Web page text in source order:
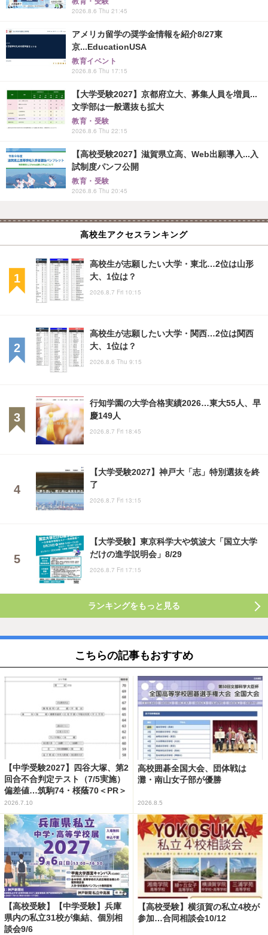
2026.8.6 Thu 21:45
アメリカ留学の奨学金情報を紹介8/27東
京...EducationUSA
教育イベント
2026.8.6 Thu 17:15
【大学受験2027】京都府立大、募集人員を増員...
文学部は一般選抜も拡大
教育・受験
2026.8.6 Thu 22:15
【高校受験2027】滋賀県立高、Web出願導入...入
試制度パンフ公開
教育・受験
2026.8.6 Thu 20:45
高校生アクセスランキング
高校生が志願したい大学・東北…2位は山形
大、1位は？
2026.8.7 Fri 10:15
高校生が志願したい大学・関西…2位は関西
大、1位は？
2026.8.6 Thu 9:15
行知学園の大学合格実績2026…東大55人、早
慶149人
2026.8.7 Fri 18:45
【大学受験2027】神戸大「志」特別選抜を終
了
2026.8.7 Fri 13:15
【大学受験】東京科学大や筑波大「国立大学
だけの進学説明会」8/29
2026.8.7 Fri 17:15
ランキングをもっと見る
こちらの記事もおすすめ
【中学受験2027】四谷大塚、第2
回合不合判定テスト（7/5実施）
偏差値…筑駒74・桜蔭70＜PR＞
2026.7.10
高校囲碁全国大会、団体戦は
灘・南山女子部が優勝
2026.8.5
【高校受験】【中学受験】兵庫
県内の私立31校が集結、個別相
談会9/6
【高校受験】横須賀の私立4校が
参加…合同相談会10/12